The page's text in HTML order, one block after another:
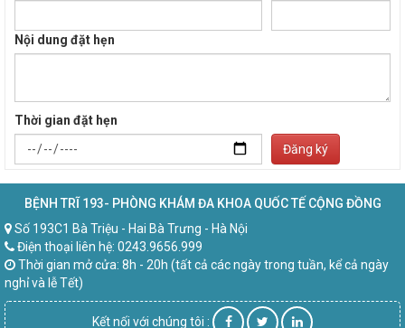
Nội dung đặt hẹn
Thời gian đặt hẹn
Đăng ký
BỆNH TRĨ 193- PHÒNG KHÁM ĐA KHOA QUỐC TẾ CỘNG ĐỒNG
Số 193C1 Bà Triệu - Hai Bà Trưng - Hà Nội
Điện thoại liên hệ: 0243.9656.999
Thời gian mở cửa: 8h - 20h (tất cả các ngày trong tuần, kể cả ngày
nghỉ và lễ Tết)
Kết nối với chúng tôi :